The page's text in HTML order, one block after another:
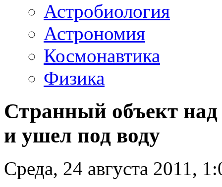
Астробиология
Астрономия
Космонавтика
Физика
Странный объект
и ушел под воду
Среда, 24 августа 2011,